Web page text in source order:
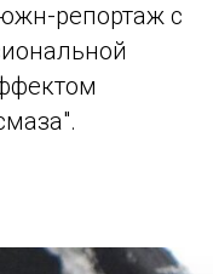
репортаж с